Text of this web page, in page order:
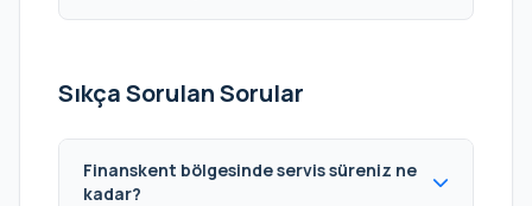
Sıkça Sorulan Sorular
Finanskent bölgesinde servis süreniz ne
kadar?